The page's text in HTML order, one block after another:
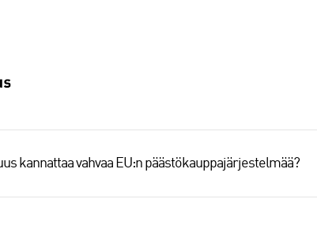
kannattaa vahvaa EU:n päästökauppajärjestelmää?